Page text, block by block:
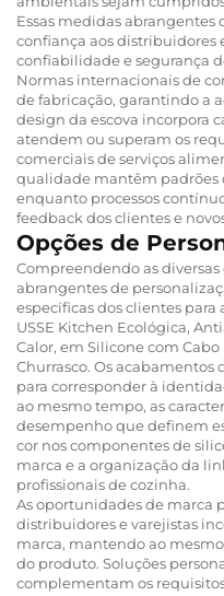
Essas medidas
confiança aos distribuidores
confiabilidade e segurança
Normas internacionais de
de fabricação, garantindo a
design da escova incorpora
atendem ou superam os
comerciais de serviços
qualidade mantêm padrões
enquanto processos
feedback dos clientes e
Opções de
Compreendendo as
abrangentes de
específicas dos clientes para
USSE Kitchen Ecológica,
Calor, em Silicone com
Churrasco. Os
para corresponder à
ao mesmo tempo, as
desempenho que definem
cor nos componentes de
marca e a organização da
profissionais de cozinha.
As oportunidades de marca
distribuidores e varejistas
marca, mantendo ao
do produto. Soluções
complementam os